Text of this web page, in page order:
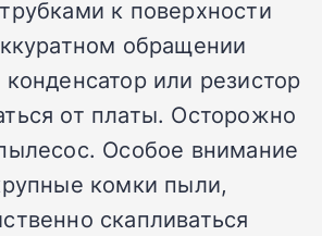
к поверхности
обращении
или резистор
от платы. Осторожно
Особое внимание
комки пыли,
скапливаться